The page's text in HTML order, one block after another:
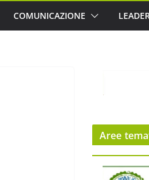
COMUNICAZIONE
Aree